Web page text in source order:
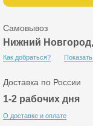
Самовывоз
Нижний
Как добраться?
Доставка по России
1-2 рабочих дня
О доставке и оплате